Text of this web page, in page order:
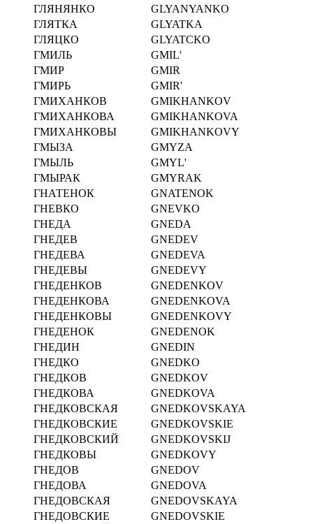
ГЛЯНЯНКО
GLYANYANKO
ГЛЯТКА
GLYATKA
ГЛЯЦКО
GLYATCKO
ГМИЛЬ
GMIL'
ГМИР
GMIR
ГМИРЬ
GMIR'
ГМИХАНКОВ
GMIKHANKOV
ГМИХАНКОВА
GMIKHANKOVA
ГМИХАНКОВЫ
GMIKHANKOVY
ГМЫЗА
GMYZA
ГМЫЛЬ
GMYL'
ГМЫРАК
GMYRAK
ГНАТЕНОК
GNATENOK
ГНЕВКО
GNEVKO
ГНЕДА
GNEDA
ГНЕДЕВ
GNEDEV
ГНЕДЕВА
GNEDEVA
ГНЕДЕВЫ
GNEDEVY
ГНЕДЕНКОВ
GNEDENKOV
ГНЕДЕНКОВА
GNEDENKOVA
ГНЕДЕНКОВЫ
GNEDENKOVY
ГНЕДЕНОК
GNEDENOK
ГНЕДИН
GNEDIN
ГНЕДКО
GNEDKO
ГНЕДКОВ
GNEDKOV
ГНЕДКОВА
GNEDKOVA
ГНЕДКОВСКАЯ
GNEDKOVSKAYA
ГНЕДКОВСКИЕ
GNEDKOVSKIE
ГНЕДКОВСКИЙ
GNEDKOVSKIJ
ГНЕДКОВЫ
GNEDKOVY
ГНЕДОВ
GNEDOV
ГНЕДОВА
GNEDOVA
ГНЕДОВСКАЯ
GNEDOVSKAYA
ГНЕДОВСКИЕ
GNEDOVSKIE